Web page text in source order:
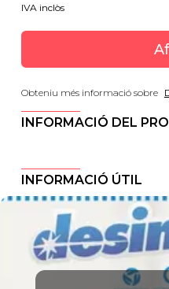
IVA inclòs
Obteniu més informació sobre
INFORMACIÓ DEL
INFORMACIÓ ÚTIL